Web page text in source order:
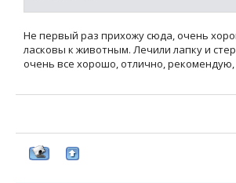
Не первый раз прихожу сюда, очень
ласковы к животным. Лечили лапку и
очень все хорошо, отлично,